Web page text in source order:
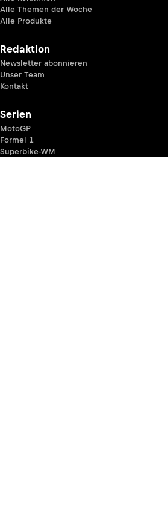
Alle Themen der Woche
Alle Produkte
Redaktion
Newsletter abonnieren
Unser Team
Kontakt
Serien
MotoGP
Formel 1
Superbike-WM